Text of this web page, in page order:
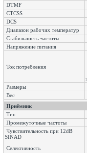
DTMF
CTCSS
DCS
Диапазон рабочих температур
Стабильность частоты
Напряжение питания
Ток потребления
Размеры
Вес
Приёмник
Тип
Промежуточные частоты
Чувствительность при 12dB
SINAD
Селективность